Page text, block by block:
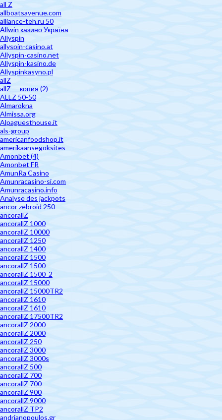
all Z
allboatsavenue.com
alliance-teh.ru 50
Allwin казино Україна
Allyspin
allyspin-casino.at
Allyspin-casino.net
Allyspin-kasino.de
Allyspinkasyno.pl
allZ
allZ — копия (2)
ALLZ 50-50
Almarokna
Almissa.org
Alpaguesthouse.it
als-group
americanfoodshop.it
amerikaansegoksites
Amonbet (4)
Amonbet FR
AmunRa Casino
Amunracasino-si.com
Amunracasino.info
Analyse des jackpots
ancor zebroid 250
ancorallZ
ancorallZ 1000
ancorallZ 10000
ancorallZ 1250
ancorallZ 1400
ancorallZ 1500
ancorallZ 1500
ancorallZ 1500_2
ancorallZ 15000
ancorallZ 15000TR2
ancorallZ 1610
ancorallZ 1610
ancorallZ 17500TR2
ancorallZ 2000
ancorallZ 2000
ancorallZ 250
ancorallZ 3000
ancorallZ 3000s
ancorallZ 500
ancorallZ 700
ancorallZ 700
ancorallZ 900
ancorallZ 9000
ancorallZ TP2
andrianopoulos.gr